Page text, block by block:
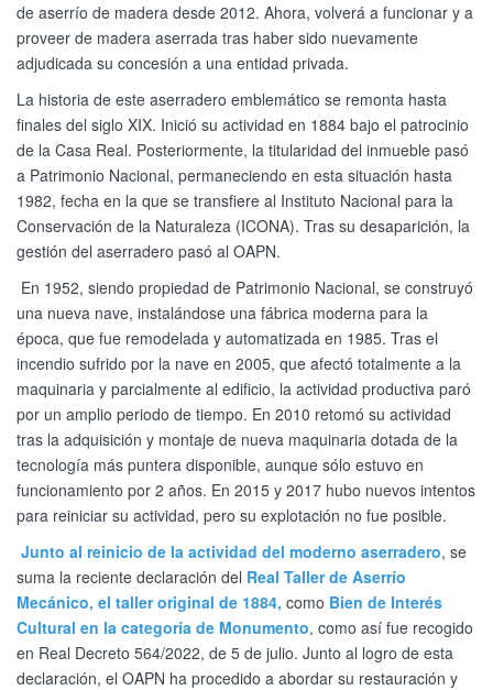
de aserrío de madera desde 2012. Ahora, volverá a funcionar y a
proveer de madera aserrada tras haber sido nuevamente
adjudicada su concesión a una entidad privada.
La historia de este aserradero emblemático se remonta hasta
finales del siglo XIX. Inició su actividad en 1884 bajo el patrocinio
de la Casa Real. Posteriormente, la titularidad del inmueble pasó
a Patrimonio Nacional, permaneciendo en esta situación hasta
1982, fecha en la que se transfiere al Instituto Nacional para la
Conservación de la Naturaleza (ICONA). Tras su desaparición, la
gestión del aserradero pasó al OAPN.
En 1952, siendo propiedad de Patrimonio Nacional, se construyó
una nueva nave, instalándose una fábrica moderna para la
época, que fue remodelada y automatizada en 1985. Tras el
incendio sufrido por la nave en 2005, que afectó totalmente a la
maquinaria y parcialmente al edificio, la actividad productiva paró
por un amplio periodo de tiempo. En 2010 retomó su actividad
tras la adquisición y montaje de nueva maquinaria dotada de la
tecnología más puntera disponible, aunque sólo estuvo en
funcionamiento por 2 años. En 2015 y 2017 hubo nuevos intentos
para reiniciar su actividad, pero su explotación no fue posible.
Junto al reinicio de la actividad del moderno aserradero, se
suma la reciente declaración del Real Taller de Aserrío
Mecánico, el taller original de 1884, como Bien de Interés
Cultural en la categoría de Monumento, como así fue recogido
en Real Decreto 564/2022, de 5 de julio. Junto al logro de esta
declaración, el OAPN ha procedido a abordar su restauración y